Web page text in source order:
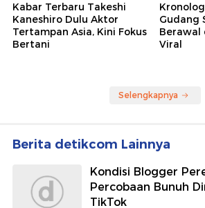
Kabar Terbaru Takeshi
Kaneshiro Dulu Aktor
Tertampan Asia, Kini Fokus
Bertani
Gudang
Berawal
Viral
Selengkapnya
Berita detikcom Lainnya
Kondisi Blogger
Percobaan Bunuh
TikTok